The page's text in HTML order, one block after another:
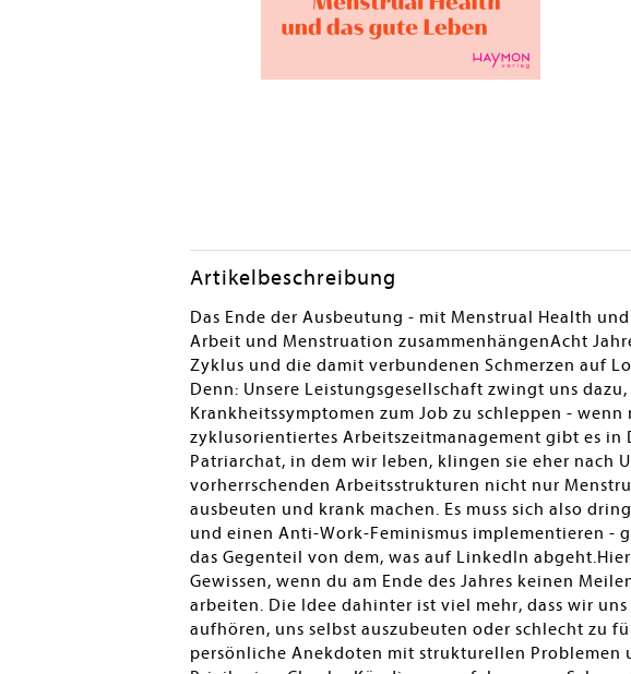
Artikelbeschreibung
Das Ende der Ausbeutung - mit Menstrual Health
Arbeit und Menstruation zusammenhängenAcht
Zyklus und die damit verbundenen Schmerzen auf
Denn: Unsere Leistungsgesellschaft zwingt uns
Krankheitssymptomen zum Job zu schleppen -
zyklusorientiertes Arbeitszeitmanagement gibt es
Patriarchat, in dem wir leben, klingen sie eher nach
vorherrschenden Arbeitsstrukturen nicht nur
ausbeuten und krank machen. Es muss sich also
und einen Anti-Work-Feminismus implementieren -
das Gegenteil von dem, was auf LinkedIn
Gewissen, wenn du am Ende des Jahres keinen
arbeiten. Die Idee dahinter ist viel mehr, dass wir
aufhören, uns selbst auszubeuten oder schlecht zu
persönliche Anekdoten mit strukturellen Problemen